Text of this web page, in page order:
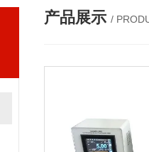
产品展示 /